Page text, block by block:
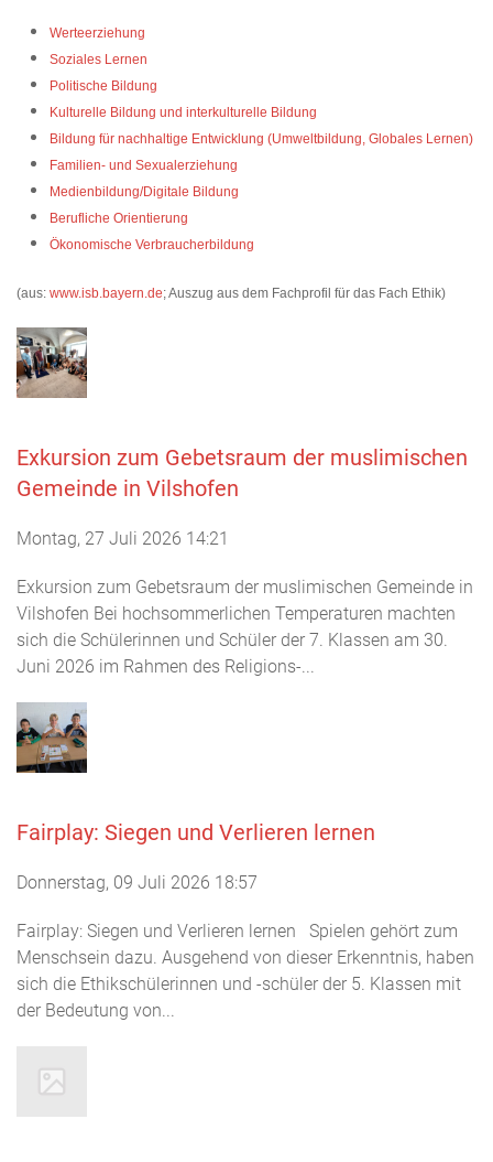
Werteerziehung
Soziales Lernen
Politische Bildung
Kulturelle Bildung und interkulturelle Bildung
Bildung für nachhaltige Entwicklung (Umweltbildung, Globales Lernen)
Familien- und Sexualerziehung
Medienbildung/Digitale Bildung
Berufliche Orientierung
Ökonomische Verbraucherbildung
(aus: www.isb.bayern.de; Auszug aus dem Fachprofil für das Fach Ethik)
Exkursion zum Gebetsraum der muslimischen
Gemeinde in Vilshofen
Montag, 27 Juli 2026 14:21
Exkursion zum Gebetsraum der muslimischen Gemeinde in
Vilshofen Bei hochsommerlichen Temperaturen machten
sich die Schülerinnen und Schüler der 7. Klassen am 30.
Juni 2026 im Rahmen des Religions-...
Fairplay: Siegen und Verlieren lernen
Donnerstag, 09 Juli 2026 18:57
Fairplay: Siegen und Verlieren lernen Spielen gehört zum
Menschsein dazu. Ausgehend von dieser Erkenntnis, haben
sich die Ethikschülerinnen und -schüler der 5. Klassen mit
der Bedeutung von...